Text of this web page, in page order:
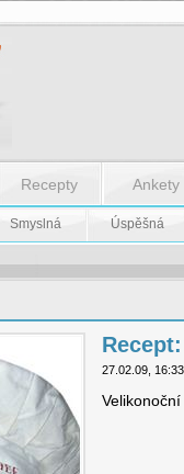
Recepty Ankety
Smyslná Úspěšná
27.02.09,